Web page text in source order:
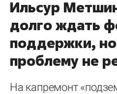
Ильсур
долго ждать
поддержки,
проблему не
На капремонт